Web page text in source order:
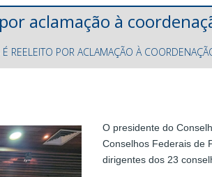
aclamação à
REELEITO POR ACLAMAÇÃO À
O presidente do
Conselhos Federais de
dirigentes dos 23